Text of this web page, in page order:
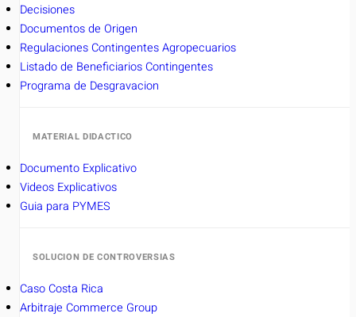
Decisiones
Documentos de Origen
Regulaciones Contingentes Agropecuarios
Listado de Beneficiarios Contingentes
Programa de Desgravacion
MATERIAL DIDACTICO
Documento Explicativo
Videos Explicativos
Guia para PYMES
SOLUCION DE CONTROVERSIAS
Caso Costa Rica
Arbitraje Commerce Group